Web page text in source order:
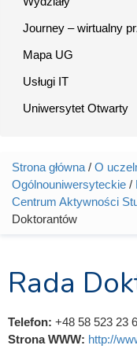
Journey – wirtualny
Mapa UG
Usługi IT
Uniwersytet Otwarty
Jesteś tutaj
Strona główna / O
Ogólnouniwersyteckie /
Centrum Aktywności
Doktorantów
Rada
Telefon: +48 58 523 23
Strona WWW: http://